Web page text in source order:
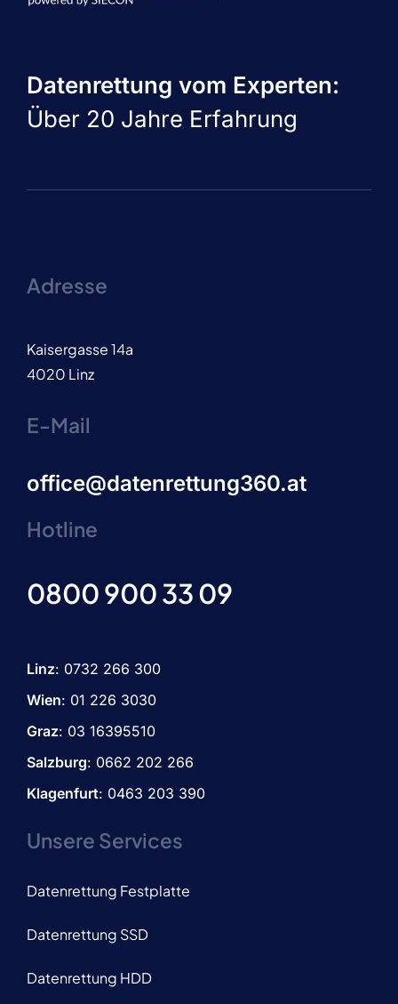
Datenrettung vom Experten:
Über 20 Jahre Erfahrung
Adresse
Kaisergasse 14a
4020 Linz
E-Mail
office@datenrettung360.at
Hotline
0800 900 33 09
Linz: 0732 266 300
Wien: 01 226 3030
Graz: 03 16395510
Salzburg: 0662 202 266
Klagenfurt: 0463 203 390
Unsere Services
Datenrettung Festplatte
Datenrettung SSD
Datenrettung HDD